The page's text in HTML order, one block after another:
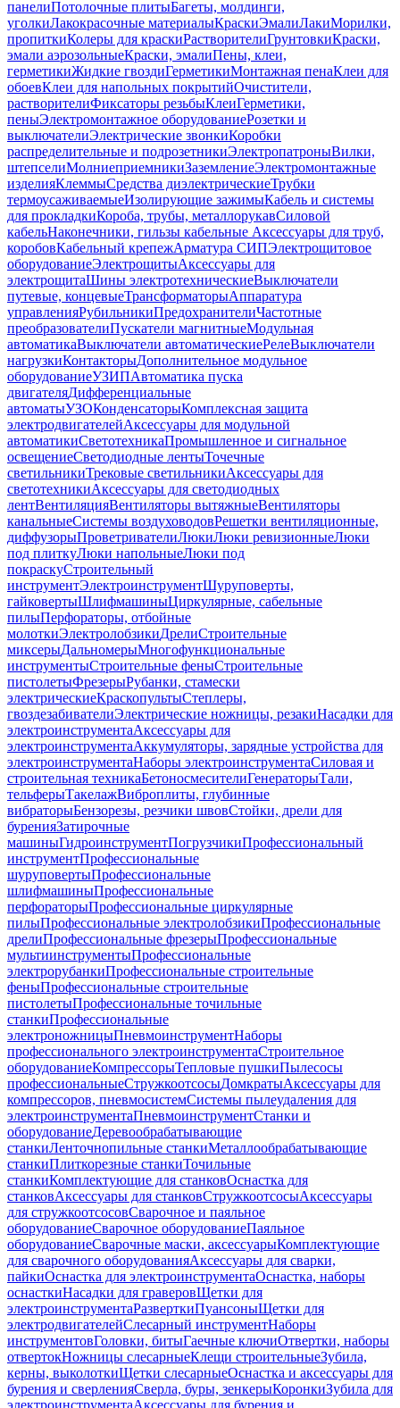
панелиПотолочные плитыБагеты, молдинги,
уголкиЛакокрасочные материалыКраскиЭмалиЛакиМорилки,
пропиткиКолеры для краскиРастворителиГрунтовкиКраски,
эмали аэрозольныеКраски, эмалиПены, клеи,
герметикиЖидкие гвоздиГерметикиМонтажная пенаКлеи для
обоевКлеи для напольных покрытийОчистители,
растворителиФиксаторы резьбыКлеиГерметики,
пеныЭлектромонтажное оборудованиеРозетки и
выключателиЭлектрические звонкиКоробки
распределительные и подрозетникиЭлектропатроныВилки,
штепселиМолниеприемникиЗаземлениеЭлектромонтажные
изделияКлеммыСредства диэлектрическиеТрубки
термоусаживаемыеИзолирующие зажимыКабель и системы
для прокладкиКороба, трубы, металлорукавСиловой
кабельНаконечники, гильзы кабельные Аксессуары для труб,
коробовКабельный крепежАрматура СИПЭлектрощитовое
оборудованиеЭлектрощитыАксессуары для
электрощитаШины электротехническиеВыключатели
путевые, концевыеТрансформаторыАппаратура
управленияРубильникиПредохранителиЧастотные
преобразователиПускатели магнитныеМодульная
автоматикаВыключатели автоматическиеРелеВыключатели
нагрузкиКонтакторыДополнительное модульное
оборудованиеУЗИПАвтоматика пуска
двигателяДифференциальные
автоматыУЗОКонденсаторыКомплексная защита
электродвигателейАксессуары для модульной
автоматикиСветотехникаПромышленное и сигнальное
освещениеСветодиодные лентыТочечные
светильникиТрековые светильникиАксессуары для
светотехникиАксессуары для светодиодных
лентВентиляцияВентиляторы вытяжныеВентиляторы
канальныеСистемы воздуховодовРешетки вентиляционные,
диффузорыПроветривателиЛюкиЛюки ревизионныеЛюки
под плиткуЛюки напольныеЛюки под
покраскуСтроительный
инструментЭлектроинструментШуруповерты,
гайковертыШлифмашиныЦиркулярные, сабельные
пилыПерфораторы, отбойные
молоткиЭлектролобзикиДрелиСтроительные
миксерыДальномерыМногофункциональные
инструментыСтроительные феныСтроительные
пистолетыФрезерыРубанки, стамески
электрическиеКраскопультыСтеплеры,
гвоздезабивателиЭлектрические ножницы, резакиНасадки для
электроинструментаАксессуары для
электроинструментаАккумуляторы, зарядные устройства для
электроинструментаНаборы электроинструментаСиловая и
строительная техникаБетоносмесителиГенераторыТали,
тельферыТакелажВиброплиты, глубинные
вибраторыБензорезы, резчики швовСтойки, дрели для
буренияЗатирочные
машиныГидроинструментПогрузчикиПрофессиональный
инструментПрофессиональные
шуруповертыПрофессиональные
шлифмашиныПрофессиональные
перфораторыПрофессиональные циркулярные
пилыПрофессиональные электролобзикиПрофессиональные
дрелиПрофессиональные фрезерыПрофессиональные
мультиинструментыПрофессиональные
электрорубанкиПрофессиональные строительные
феныПрофессиональные строительные
пистолетыПрофессиональные точильные
станкиПрофессиональные
электроножницыПневмоинструментНаборы
профессионального электроинструментаСтроительное
оборудованиеКомпрессорыТепловые пушкиПылесосы
профессиональныеСтружкоотсосыДомкратыАксессуары для
компрессоров, пневмосистемСистемы пылеудаления для
электроинструментаПневмоинструментСтанки и
оборудованиеДеревообрабатывающие
станкиЛенточнопильные станкиМеталлообрабатывающие
станкиПлиткорезные станкиТочильные
станкиКомплектующие для станковОснастка для
станковАксессуары для станковСтружкоотсосыАксессуары
для стружкоотсосовСварочное и паяльное
оборудованиеСварочное оборудованиеПаяльное
оборудованиеСварочные маски, аксессуарыКомплектующие
для сварочного оборудованияАксессуары для сварки,
пайкиОснастка для электроинструментаОснастка, наборы
оснасткиНасадки для граверовЩетки для
электроинструментаРазверткиПуансоныЩетки для
электродвигателейСлесарный инструментНаборы
инструментовГоловки, битыГаечные ключиОтвертки, наборы
отвертокНожницы слесарныеКлещи строительныеЗубила,
керны, выколоткиЩетки слесарныеОснастка и аксессуары для
бурения и сверленияСверла, буры, зенкерыКоронкиЗубила для
электроинструментаАксессуары для бурения и